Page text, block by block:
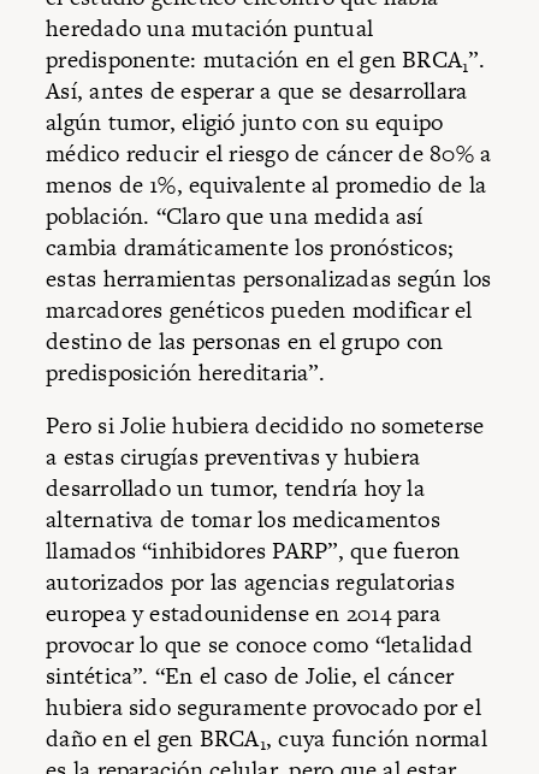
heredado una mutación puntual
predisponente: mutación en el gen BRCA1”.
Así, antes de esperar a que se desarrollara
algún tumor, eligió junto con su equipo
médico reducir el riesgo de cáncer de 80% a
menos de 1%, equivalente al promedio de la
población. “Claro que una medida así
cambia dramáticamente los pronósticos;
estas herramientas personalizadas según los
marcadores genéticos pueden modificar el
destino de las personas en el grupo con
predisposición hereditaria”.
Pero si Jolie hubiera decidido no someterse
a estas cirugías preventivas y hubiera
desarrollado un tumor, tendría hoy la
alternativa de tomar los medicamentos
llamados “inhibidores PARP”, que fueron
autorizados por las agencias regulatorias
europea y estadounidense en 2014 para
provocar lo que se conoce como “letalidad
sintética”. “En el caso de Jolie, el cáncer
hubiera sido seguramente provocado por el
daño en el gen BRCA1, cuya función normal